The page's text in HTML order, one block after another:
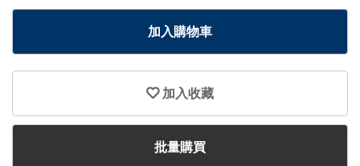
加入購物車
加入收藏
批量購買